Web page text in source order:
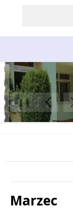
❚❚
Marzec